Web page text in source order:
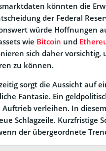
könnten die
der Federal
würde Hoffnungen
wie Bitcoin und
sich daher vorsichtig,
zu können.
sorgt die Aussicht auf
Fantasie. Ein
Auftrieb verleihen. In
Schlagzeile. Kurzfristige
der übergeordnete